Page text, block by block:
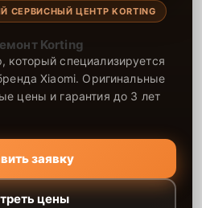
ЦЕНТР KORTING
Korting
специализируется
Xiaomi. Оригинальные
цены и гарантия до 3 лет
заявку
цены